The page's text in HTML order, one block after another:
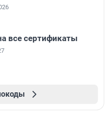
все сертификаты